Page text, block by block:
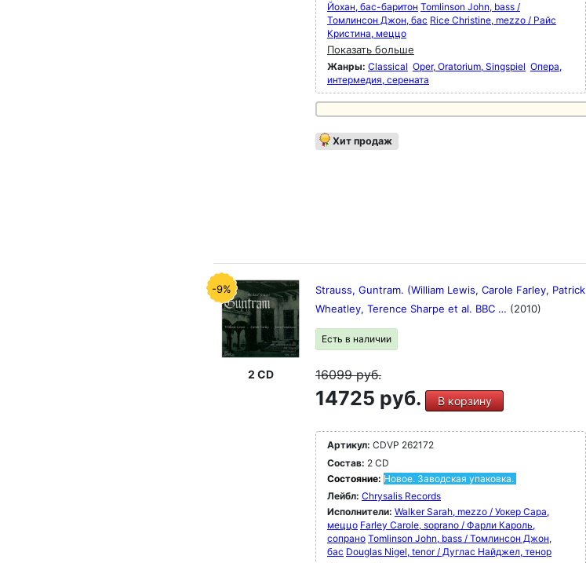
Йохан, бас-баритон Tomlinson John, bass /
Томлинсон Джон, бас Rice Christine, mezzo / Райс
Кристина, меццо
Показать больше
Жанры: Classical Oper, Oratorium, Singspiel Опера,
интермедия, серената
Хит продаж
-9%
2 CD
Strauss, Guntram. (William Lewis, Carole Farley, Patrick
Wheatley, Terence Sharpe et al. BBC … (2010)
Есть в наличии
16099руб.
14725 руб. В корзину
Артикул: CDVP 262172
Состав: 2 CD
Состояние: Новое. Заводская упаковка.
Лейбл: Chrysalis Records
Исполнители: Walker Sarah, mezzo / Уокер Сара,
меццо Farley Carole, soprano / Фарли Кароль,
сопрано Tomlinson John, bass / Томлинсон Джон,
бас Douglas Nigel, tenor / Дуглас Найджел, тенор